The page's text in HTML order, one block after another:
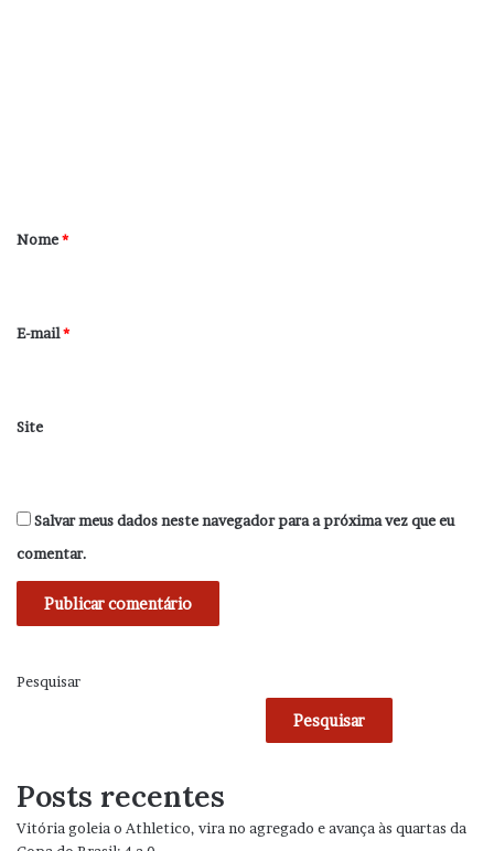
r
*
Nome*
E-mail*
Site
Salvar meus dados neste navegador para a próxima vez que eu
comentar.
Pesquisar
Pesquisar
Posts recentes
Vitória goleia o Athletico, vira no agregado e avança às quartas da